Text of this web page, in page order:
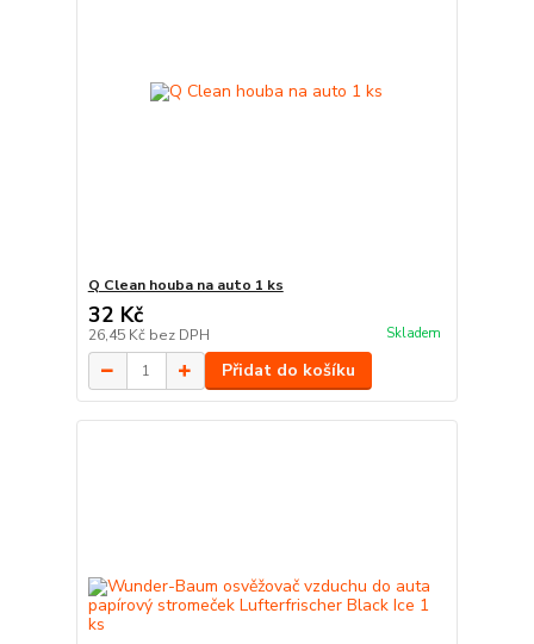
Q Clean houba na auto 1 ks
32 Kč
26,45 Kč bez DPH Skladem
Přidat do košíku